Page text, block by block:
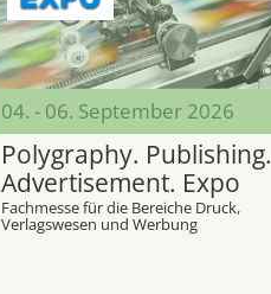
04. - 06. September 2026
Polygraphy. Publishing.
Advertisement. Expo
Fachmesse für die Bereiche Druck,
Verlagswesen und Werbung